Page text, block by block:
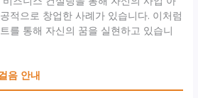
적으로 창업한 사례가 있습니다. 이처럼
를 통해 자신의 꿈을 실현하고 있습니
음 안내